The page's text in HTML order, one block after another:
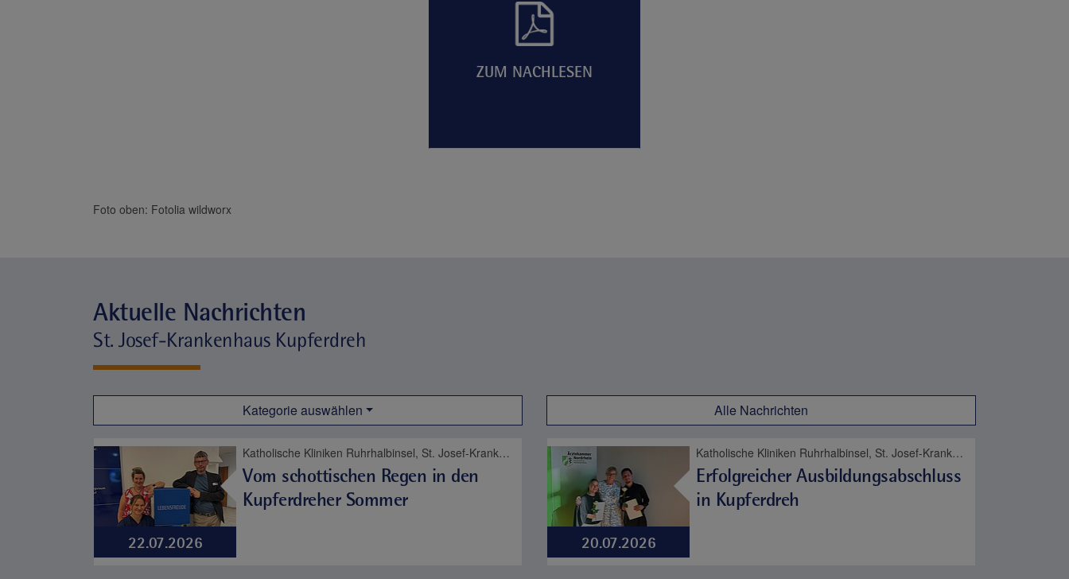
ZUM NACHLESEN
Foto oben: Fotolia wildworx
Aktuelle Nachrichten
St. Josef-Krankenhaus Kupferdreh
Kategorie auswählen Alle Nachrichten
22.07.2026
Katholische Kliniken Ruhrhalbinsel, St. Josef-Krankenhaus Kupferdreh, Karriere
Vom schottischen Regen in den
Kupferdreher Sommer
20.07.2026
Katholische Kliniken Ruhrhalbinsel, St. Josef-Krankenhaus Kupferdreh, Karriere
Erfolgreicher Ausbildungsabschluss
in Kupferdreh